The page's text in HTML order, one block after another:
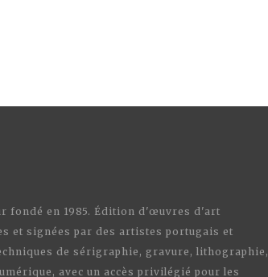
fondé en 1985. Édition d'œuvres d'art
et signées par des artistes portugais et
de sérigraphie, gravure, lithographie,
avec un accès privilégié pour les